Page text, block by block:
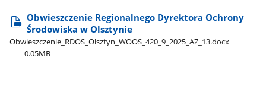
Obwieszczenie Regionalnego Dyrektora Ochrony
Środowiska w Olsztynie
Obwieszczenie​_RDOS​_Olsztyn​_WOOS​_420​_9​_2025​_AZ​_13.docx
0.05MB